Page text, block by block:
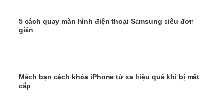
5 cách quay màn hình điện thoại Samsung siêu đơn
giản
Mách bạn cách khóa iPhone từ xa hiệu quả khi bị mất
cắp